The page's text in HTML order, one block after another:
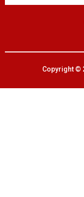
Copyright ©